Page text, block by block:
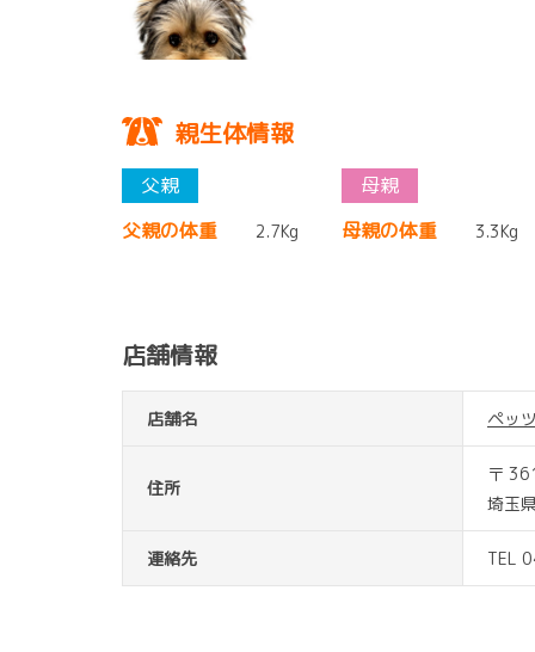
親生体情報
父親の体重 2.7Kg 母親の体重 3.3Kg
店舗情報
店舗名 ペッ
住所
〒
埼玉
連絡先 TEL